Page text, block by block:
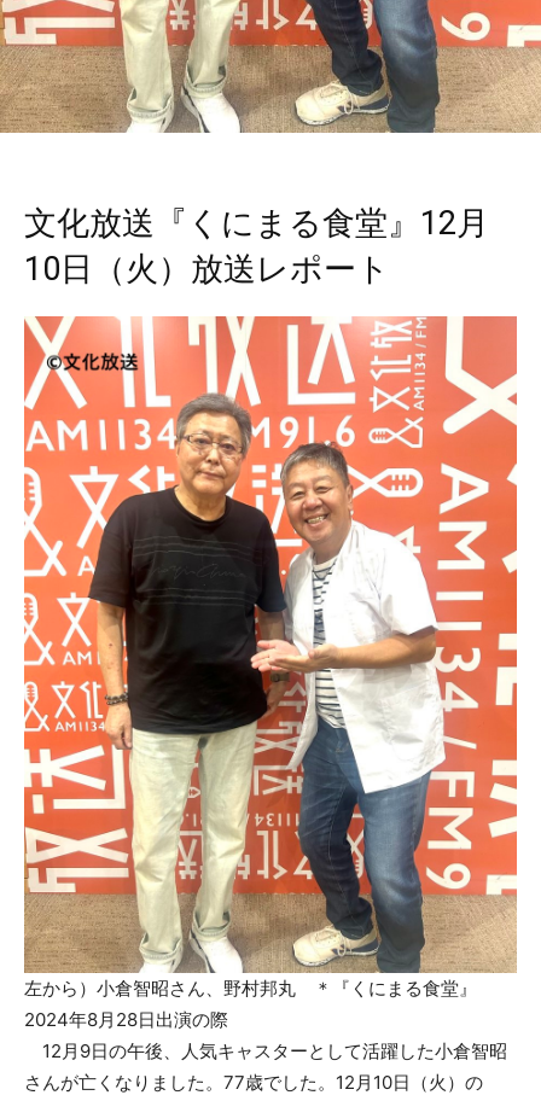
文化放送『くにまる食堂』12月
10日（火）放送レポート
左から）小倉智昭さん、野村邦丸 ＊『くにまる食堂』
2024年8月28日出演の際
12月9日の午後、人気キャスターとして活躍した小倉智昭
さんが亡くなりました。77歳でした。12月10日（火）の